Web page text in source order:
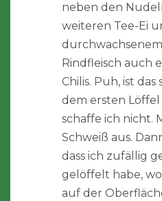
neben den
weiteren Tee-Ei
Rindfleisch auch
Chilis. Puh, ist das
dem ersten Löffel
schaffe ich nicht.
Schweiß aus.
dass ich zufällig
gelöffelt habe, wo
auf der